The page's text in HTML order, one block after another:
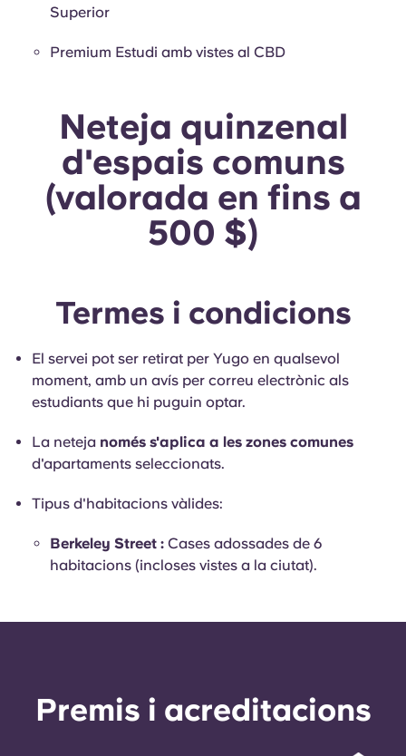
Superior
Premium Estudi amb vistes al CBD
Neteja quinzenal
d'espais comuns
(valorada en fins a
500 $)
Termes i condicions
El servei pot ser retirat per Yugo en qualsevol
moment, amb un avís per correu electrònic als
estudiants que hi puguin optar.
La neteja només s'aplica a les zones comunes
d'apartaments seleccionats.
Tipus d'habitacions vàlides:
Berkeley Street : Cases adossades de 6
habitacions (incloses vistes a la ciutat).
Premis i acreditacions